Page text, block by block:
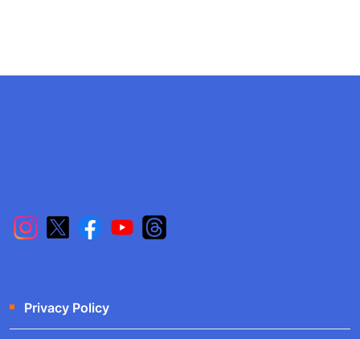
Privacy Policy